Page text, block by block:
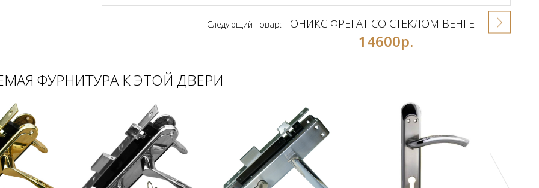
Следующий товар: ОНИКС ФРЕГАТ СО СТЕКЛОМ ВЕНГЕ
14600р.
ФУРНИТУРА К ЭТОЙ ДВЕРИ